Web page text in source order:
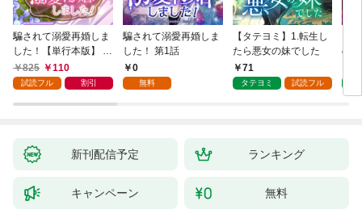
騙されて溺愛再婚しま
した！【単行本版】 1
巻825 110
試読フル 割引
騙されて溺愛再婚しま
した！ 第1話
0
無料
【タテヨミ】1.転生し
たら悪女の妹でした
71
タテヨミ 試読フル
の
新刊配信予定 ランキング
キャンペーン 無料